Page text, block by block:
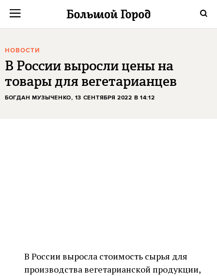
НОВОСТИ
В России выросли цены на
товары для вегетарианцев
БОГДАН МУЗЫЧЕНКО, 13 СЕНТЯБРЯ 2022 В 14:12
В России выросла стоимость сырья для
производства вегетарианской продукции,